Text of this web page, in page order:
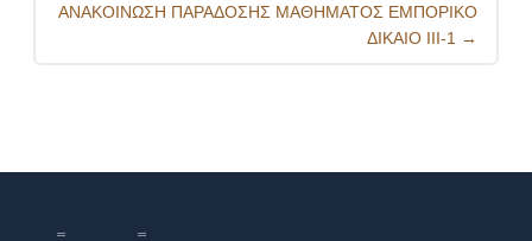
ΑΝΑΚΟΙΝΩΣΗ ΠΑΡΑΔΟΣΗΣ ΜΑΘΗΜΑΤΟΣ ΕΜΠΟΡΙΚΟ
ΔΙΚΑΙΟ III-1 →